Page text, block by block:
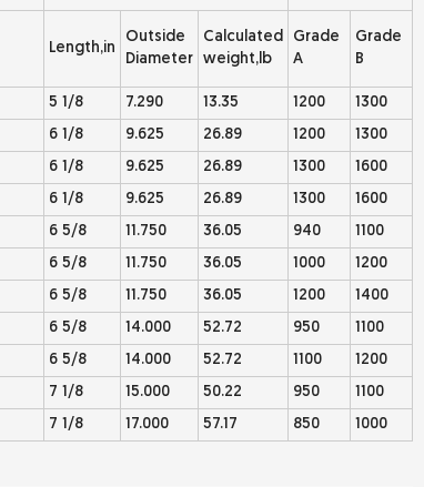
Length,in
Outside
Diameter
Calculated
weight,lb
Grade
A
Grade
B
5 1/8 7.290 13.35 1200
1300
6 1/8 9.625 26.89 1200
1300
6 1/8 9.625 26.89 1300
1600
6 1/8 9.625 26.89 1300
1600
6 5/8 11.750 36.05 940
1100
6 5/8 11.750 36.05 1000
1200
6 5/8 11.750 36.05 1200
1400
6 5/8 14.000 52.72 950
1100
6 5/8 14.000 52.72 1100
1200
7 1/8 15.000 50.22 950
1100
7 1/8 17.000 57.17 850 1000